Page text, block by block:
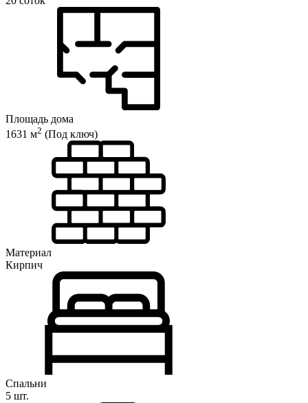
Площадь дома
1631 м2 (Под ключ)
Материал
Кирпич
Спальни
5 шт.